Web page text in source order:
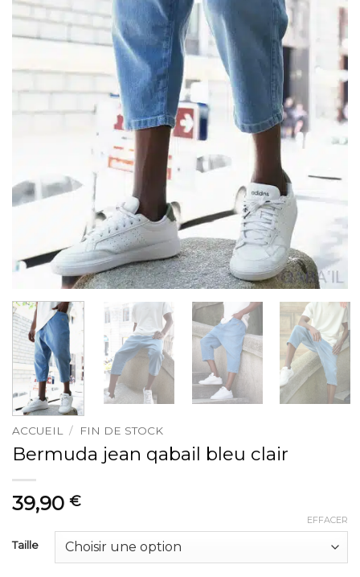
ACCUEIL / FIN DE STOCK
Bermuda jean qabail bleu clair
39,90 €
Taille
EFFACER